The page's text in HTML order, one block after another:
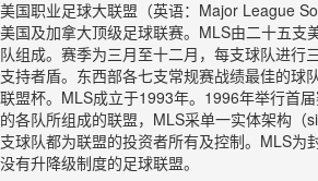
美国职业足球大联盟（英语：Major League
美国及加拿大顶级足球联赛。MLS由二十五支
队组成。赛季为三月至十二月，每支球队进行
支持者盾。东西部各七支常规赛战绩最佳的球
联盟杯。MLS成立于1993年。1996年举行首
的各队所组成的联盟，MLS采单一实体架构（
支球队都为联盟的投资者所有及控制。MLS为
没有升降级制度的足球联盟。